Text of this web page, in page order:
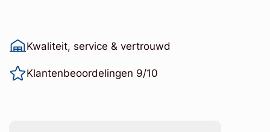
Kwaliteit, service & vertrouwd
Klantenbeoordelingen 9/10